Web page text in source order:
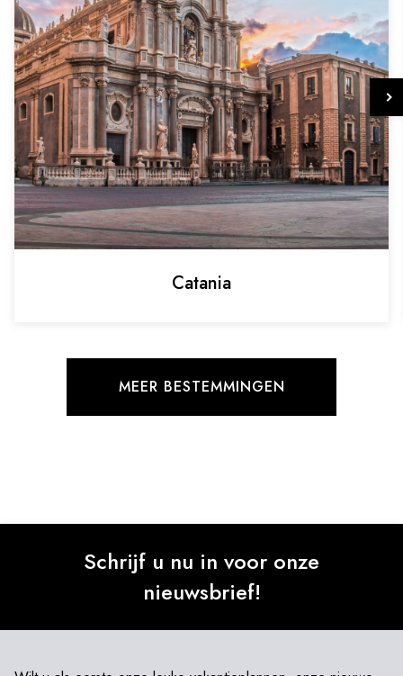
Catania
MEER BESTEMMINGEN
Schrijf u nu in voor onze
nieuwsbrief!